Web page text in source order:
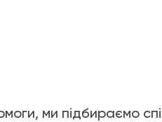
ми підбираємо